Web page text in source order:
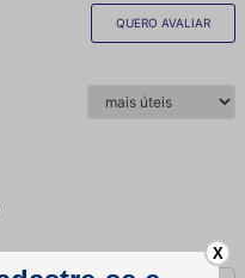
QUERO AVALIAR
X